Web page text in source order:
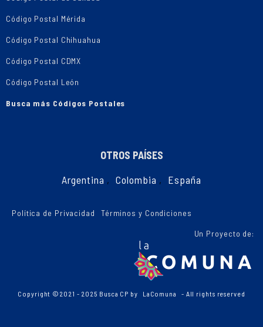
Código Postal Mérida
Código Postal Chihuahua
Código Postal CDMX
Código Postal León
Busca más Códigos Postales
OTROS PAÍSES
Argentina , Colombia , España
Política de Privacidad Términos y Condiciones
Un Proyecto de:
Copyright ©2021 - 2025 Busca CP by LaComuna - All rights reserved